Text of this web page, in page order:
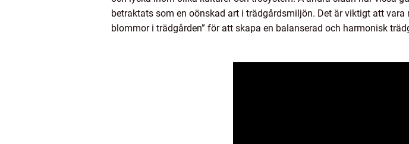
betraktats som en oönskad art i trädgårdsmiljön. Det är viktigt att
blommor i trädgården” för att skapa en balanserad och harmonisk